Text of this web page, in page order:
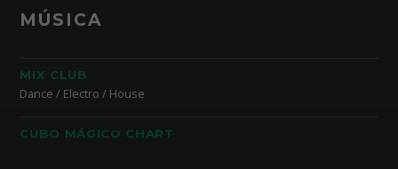
MÚSICA
MIX CLUB
Dance / Electro / House
CUBO MÁGICO CHART